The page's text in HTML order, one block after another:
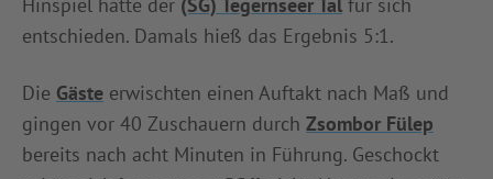
entschieden. Damals hieß das Ergebnis 5:1.
Die Gäste erwischten einen Auftakt nach Maß und
gingen vor 40 Zuschauern durch Zsombor Fülep
bereits nach acht Minuten in Führung. Geschockt